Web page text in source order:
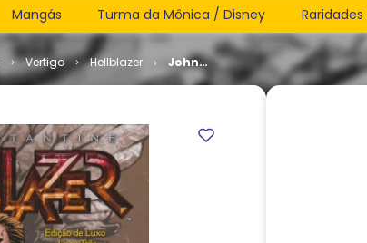
Mangás Turma da Mônica / Disney Raridades
Vertigo Hellblazer
John
Constantine
- Edição de
Luxo # 03